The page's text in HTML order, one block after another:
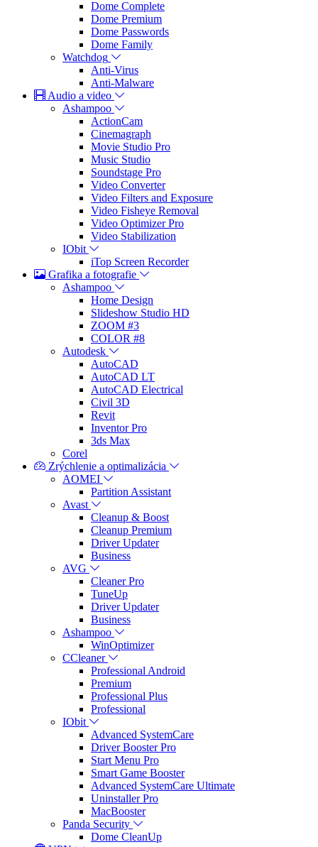
Dome Complete
Dome Premium
Dome Passwords
Dome Family
Watchdog
Anti-Virus
Anti-Malware
Audio a video
Ashampoo
ActionCam
Cinemagraph
Movie Studio Pro
Music Studio
Soundstage Pro
Video Converter
Video Filters and Exposure
Video Fisheye Removal
Video Optimizer Pro
Video Stabilization
IObit
iTop Screen Recorder
Grafika a fotografie
Ashampoo
Home Design
Slideshow Studio HD
ZOOM #3
COLOR #8
Autodesk
AutoCAD
AutoCAD LT
AutoCAD Electrical
Civil 3D
Revit
Inventor Pro
3ds Max
Corel
Zrýchlenie a optimalizácia
AOMEI
Partition Assistant
Avast
Cleanup & Boost
Cleanup Premium
Driver Updater
Business
AVG
Cleaner Pro
TuneUp
Driver Updater
Business
Ashampoo
WinOptimizer
CCleaner
Professional Android
Premium
Professional Plus
Professional
IObit
Advanced SystemCare
Driver Booster Pro
Start Menu Pro
Smart Game Booster
Advanced SystemCare Ultimate
Uninstaller Pro
MacBooster
Panda Security
Dome CleanUp